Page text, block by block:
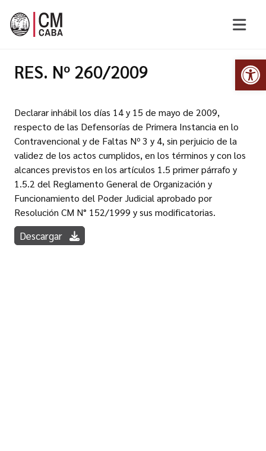
RES. Nº 260/2009
Declarar inhábil los días 14 y 15 de mayo de 2009,
respecto de las Defensorías de Primera Instancia en lo
Contravencional y de Faltas Nº 3 y 4, sin perjuicio de la
validez de los actos cumplidos, en los términos y con los
alcances previstos en los artículos 1.5 primer párrafo y
1.5.2 del Reglamento General de Organización y
Funcionamiento del Poder Judicial aprobado por
Resolución CM N° 152/1999 y sus modificatorias.
Descargar